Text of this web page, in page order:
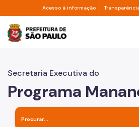
Pular para o Conteúdo principal
Acesso à informação Divisor de
Prefeitura de
Secretaria Executiva do
Programa